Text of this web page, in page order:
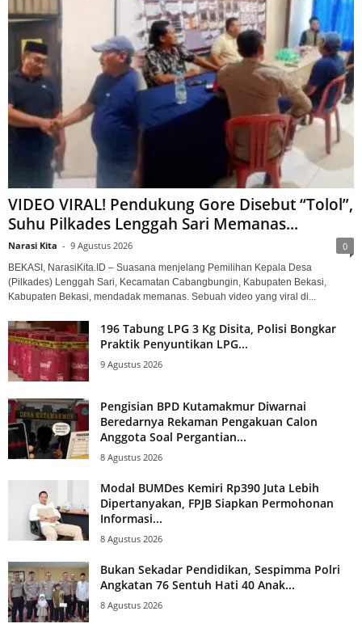
VIDEO VIRAL! Pendukung Gore Disebut “Tolol”,
Suhu Pilkades Lenggah Sari Memanas...
Narasi Kita - 9 Agustus 2026 0
BEKASI, NarasiKita.ID – Suasana menjelang Pemilihan Kepala Desa
(Pilkades) Lenggah Sari, Kecamatan Cabangbungin, Kabupaten Bekasi,
Kabupaten Bekasi, mendadak memanas. Sebuah video yang viral di...
196 Tabung LPG 3 Kg Disita, Polisi Bongkar
Praktik Penyuntikan LPG...
9 Agustus 2026
Pengisian BPD Kutamakmur Diwarnai
Beredarnya Rekaman Pengakuan Calon
Anggota Soal Pergantian...
8 Agustus 2026
Modal BUMDes Kemiri Rp390 Juta Lebih
Dipertanyakan, FPJB Siapkan Permohonan
Informasi...
8 Agustus 2026
Bukan Sekadar Pendidikan, Sespimma Polri
Angkatan 76 Sentuh Hati 40 Anak...
8 Agustus 2026